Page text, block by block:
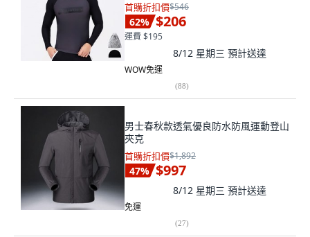
首購折扣價$546
62% $206
運費 $195
8/12 星期三 預計送達
WOW免運
(88)
男士春秋款透氣優良防水防風運動登山
夾克
首購折扣價$1,892
47% $997
8/12 星期三 預計送達
免運
(27)